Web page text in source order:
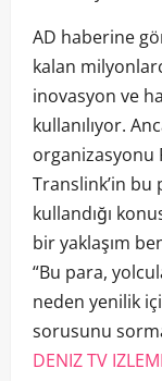
AD haberine
kalan
inovasyon ve
kullanılıyor.
organizasyonu
Translink’in bu
kullandığı
bir yaklaşım
“Bu para,
neden yenilik
sorusunu
DENIZ TV